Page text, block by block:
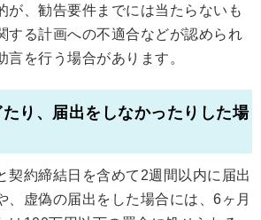
が、勧告要件までには当たらないも
する計画への不適合などが認められ
言を行う場合があります。
り、届出をしなかったりした場
契約締結日を含めて2週間以内に届出
、虚偽の届出をした場合には、6ヶ月